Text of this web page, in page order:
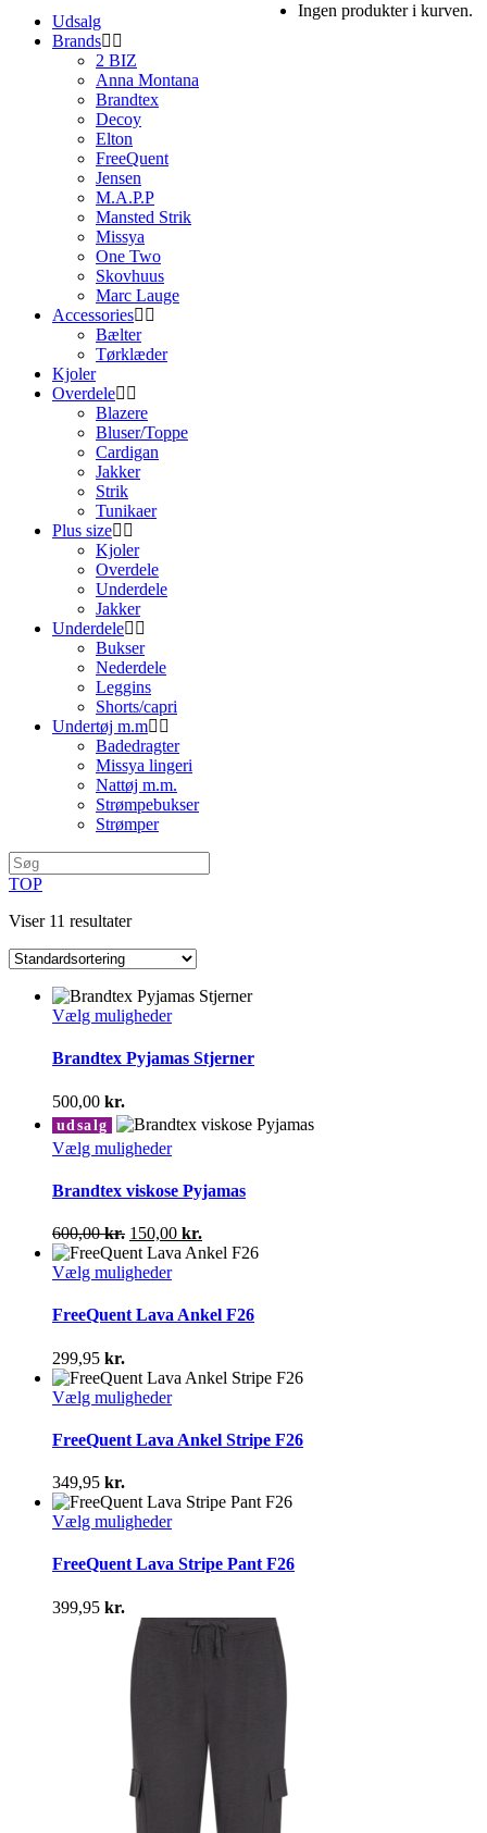
Ingen produkter i kurven.
Udsalg
Brands
2 BIZ
Anna Montana
Brandtex
Decoy
Elton
FreeQuent
Jensen
M.A.P.P
Mansted Strik
Missya
One Two
Skovhuus
Marc Lauge
Accessories
Bælter
Tørklæder
Kjoler
Overdele
Blazere
Bluser/Toppe
Cardigan
Jakker
Strik
Tunikaer
Plus size
Kjoler
Overdele
Underdele
Jakker
Underdele
Bukser
Nederdele
Leggins
Shorts/capri
Undertøj m.m
Badedragter
Missya lingeri
Nattøj m.m.
Strømpebukser
Strømper
TOP
Viser 11 resultater
Vælg mulighederDette
har
kan
vælges
varesiden
Brandtex Pyjamas Stjerner
500,00 kr.
udsalg
Vælg mulighederDette
har
flere
varianter.
Mulighederne
kan
vælges
varesiden
Brandtex viskose Pyjamas
600,00kr. Den
oprindelige
pris
600,00 kr..
150,00 kr.
aktuelle
150,00 kr..
Vælg mulighederDette
har
Mulighederne
kan
vælges
varesiden
FreeQuent Lava Ankel F26
299,95 kr.
Vælg mulighederDette
har
Mulighederne
kan
vælges
varesiden
FreeQuent Lava Ankel Stripe F26
349,95 kr.
Vælg mulighederDette
har
Mulighederne
kan
vælges
FreeQuent Lava Stripe Pant F26
399,95 kr.